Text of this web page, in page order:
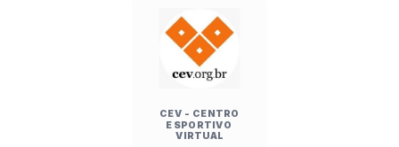
CEV - CENTRO
ESPORTIVO
VIRTUAL